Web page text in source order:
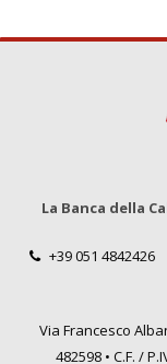
La Banca della
+39 051 4842426
Via Francesco
482598 • C.F. /